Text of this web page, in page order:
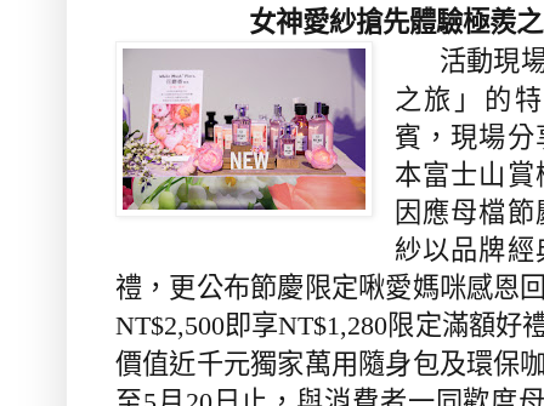
女神愛紗搶先體驗極羨
活動現
之旅」的
賓，現場
本富士山
因應母檔
紗以品牌
禮，更公布節慶限定啾愛媽咪感恩
NT$2,500即享NT$1,280限定滿額好
價值近千元獨家萬用隨身包及環保